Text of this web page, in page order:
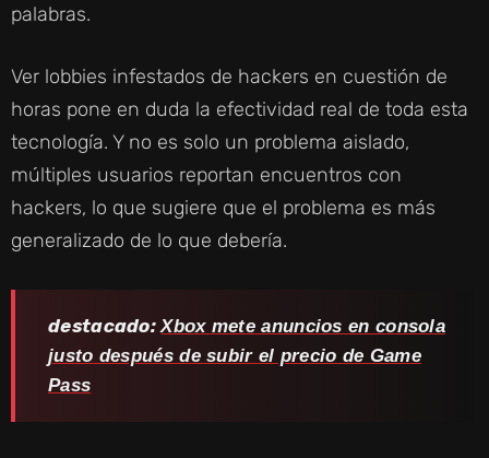
O
palabras.
Ver lobbies infestados de hackers en cuestión de
horas pone en duda la efectividad real de toda esta
tecnología. Y no es solo un problema aislado,
múltiples usuarios reportan encuentros con
hackers, lo que sugiere que el problema es más
generalizado de lo que debería.
destacado:Xbox mete anuncios en consola
justo después de subir el precio de Game
Pass